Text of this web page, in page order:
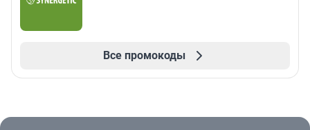
Все промокоды